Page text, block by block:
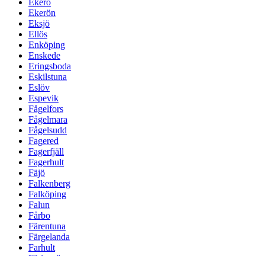
Ekerö
Ekerön
Eksjö
Ellös
Enköping
Enskede
Eringsboda
Eskilstuna
Eslöv
Espevik
Fågelfors
Fågelmara
Fågelsudd
Fagered
Fagerfjäll
Fagerhult
Fäjö
Falkenberg
Falköping
Falun
Fårbo
Färentuna
Färgelanda
Farhult